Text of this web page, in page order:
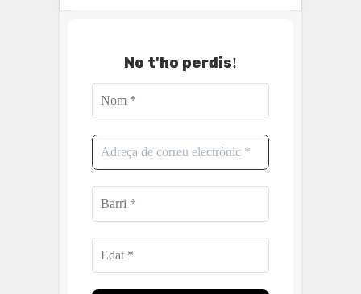
No t'ho perdis!